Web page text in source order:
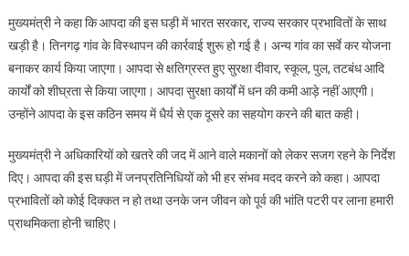
मुख्यमंत्री ने कहा कि आपदा की इस घड़ी में भारत सरकार, राज्य सरकार प्रभावितों के साथ
खड़ी है। तिनगढ़ गांव के विस्थापन की कार्रवाई शुरू हो गई है। अन्य गांव का सर्वे कर योजना
बनाकर कार्य किया जाएगा। आपदा से क्षतिग्रस्त हुए सुरक्षा दीवार, स्कूल, पुल, तटबंध आदि
कार्यों को शीघ्रता से किया जाएगा। आपदा सुरक्षा कार्यों में धन की कमी आड़े नहीं आएगी।
उन्होंने आपदा के इस कठिन समय में धैर्य से एक दूसरे का सहयोग करने की बात कही।
मुख्यमंत्री ने अधिकारियों को खतरे की जद में आने वाले मकानों को लेकर सजग रहने के निर्देश
दिए। आपदा की इस घड़ी में जनप्रतिनिधियों को भी हर संभव मदद करने को कहा। आपदा
प्रभावितों को कोई दिक्कत न हो तथा उनके जन जीवन को पूर्व की भांति पटरी पर लाना हमारी
प्राथमिकता होनी चाहिए।